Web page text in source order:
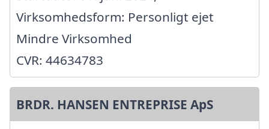
Virksomhedsform: Personligt ejet
Mindre Virksomhed
CVR: 44634783
BRDR. HANSEN ENTREPRISE ApS